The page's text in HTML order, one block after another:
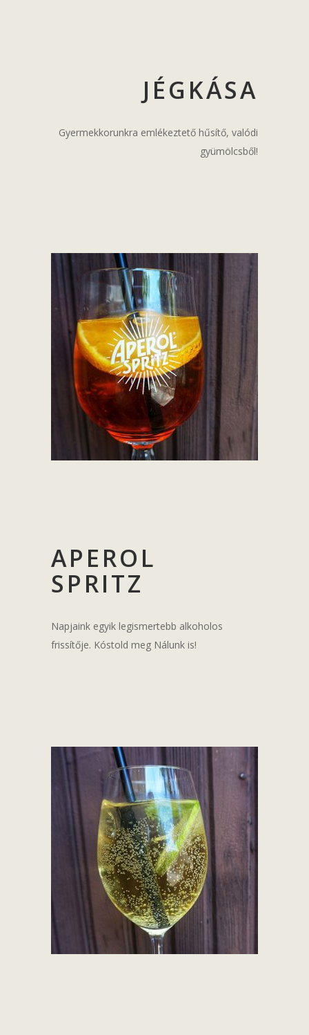
JÉGKÁSA
Gyermekkorunkra emlékeztető hűsítő, valódi
gyümölcsből!
APEROL
SPRITZ
Napjaink egyik legismertebb alkoholos
frissítője. Kóstold meg Nálunk is!